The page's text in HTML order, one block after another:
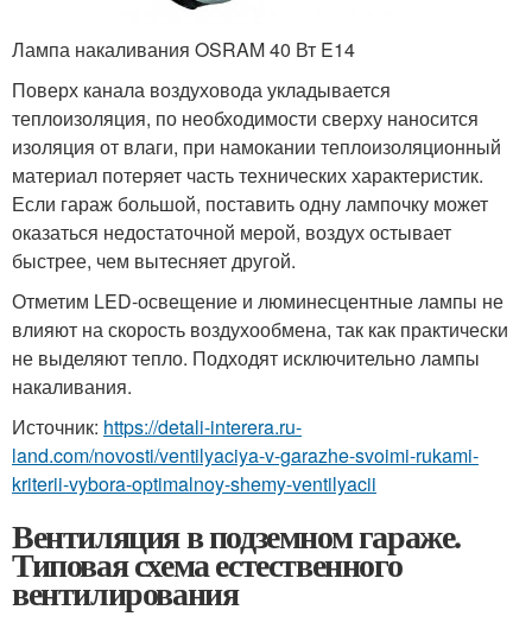
Лампа накаливания OSRAM 40 Вт E14
Поверх канала воздуховода укладывается
теплоизоляция, по необходимости сверху наносится
изоляция от влаги, при намокании теплоизоляционный
материал потеряет часть технических характеристик.
Если гараж большой, поставить одну лампочку может
оказаться недостаточной мерой, воздух остывает
быстрее, чем вытесняет другой.
Отметим LED-освещение и люминесцентные лампы не
влияют на скорость воздухообмена, так как практически
не выделяют тепло. Подходят исключительно лампы
накаливания.
Источник: https://detali-interera.ru-
land.com/novosti/ventilyaciya-v-garazhe-svoimi-rukami-
kriterii-vybora-optimalnoy-shemy-ventilyacii
Вентиляция в подземном гараже.
Типовая схема естественного
вентилирования